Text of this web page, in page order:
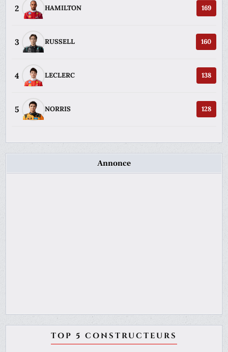
2 HAMILTON 169
3 RUSSELL 160
4 LECLERC 138
5 NORRIS 128
Annonce
TOP 5 CONSTRUCTEURS